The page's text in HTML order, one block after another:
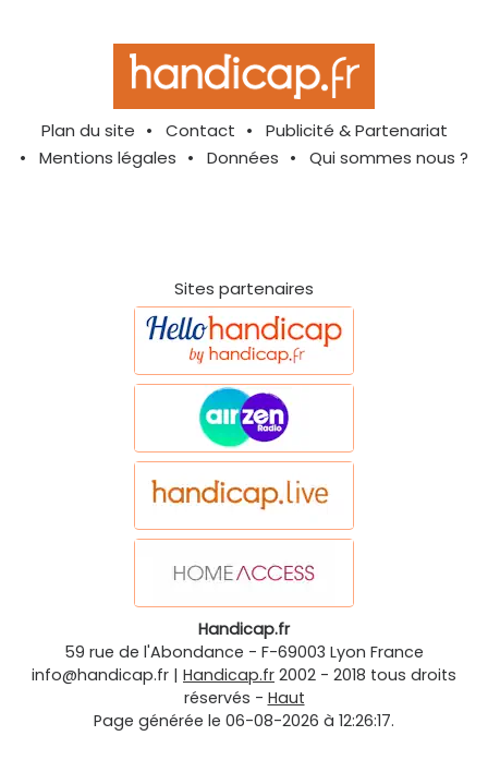
Plan du site Contact
Publicité & Partenariat
Mentions légales
Données Qui sommes nous ?
Sites partenaires
Handicap.fr
59 rue de l'Abondance - F-69003 Lyon France
info@handicap.fr | Handicap.fr 2002 - 2018 tous droits
réservés - Haut
Page générée le 06-08-2026 à 12:26:17.